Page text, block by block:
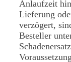
Anlaufzeit
Lieferung
verzögert,
Besteller